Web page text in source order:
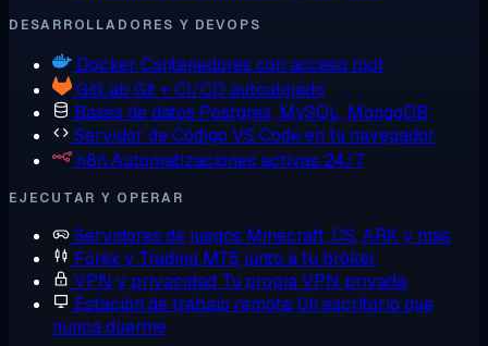
DESARROLLADORES Y DEVOPS
Docker Contenedores con acceso root
GitLab Git + CI/CD autoalojado
Bases de datos Postgres, MySQL, MongoDB
Servidor de Código VS Code en tu navegador
n8n Automatizaciones activas 24/7
EJECUTAR Y OPERAR
Servidores de juegos Minecraft, CS, ARK y más
Forex y Trading MT5 junto a tu bróker
VPN y privacidad Tu propia VPN privada
Estación de trabajo remota Un escritorio que
nunca duerme